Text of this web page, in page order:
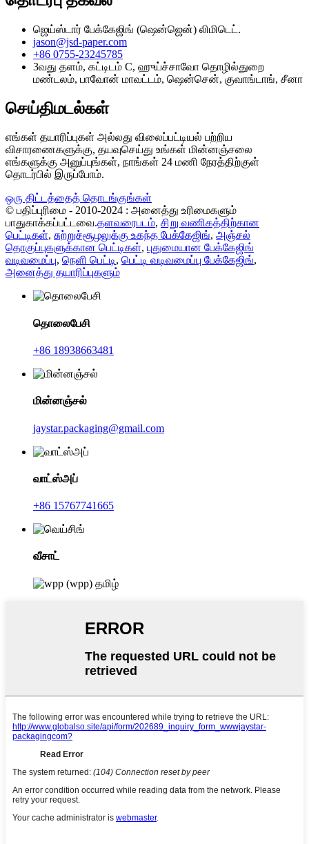
ஜெய்ஸ்டார் பேக்கேஜிங் (ஷென்ஜென்) லிமிடெட்.
jason@jsd-paper.com
+86 0755-23245785
3வது தளம், கட்டிடம் C, ஹுய்ச்சாவோ தொழில்துறை
மண்டலம், பாவோன் மாவட்டம், ஷென்சென், குவாங்டாங், சீனா
செய்திமடல்கள்
எங்கள் தயாரிப்புகள் அல்லது விலைப்பட்டியல் பற்றிய
விசாரணைகளுக்கு, தயவுசெய்து உங்கள் மின்னஞ்சலை
எங்களுக்கு அனுப்புங்கள், நாங்கள் 24 மணி நேரத்திற்குள்
தொடர்பில் இருப்போம்.
ஒரு திட்டத்தைத் தொடங்குங்கள்
© பதிப்புரிமை - 2010-2024 : அனைத்து உரிமைகளும்
பாதுகாக்கப்பட்டவை.தளவரைபடம், சிறு வணிகத்திற்கான
பெட்டிகள், சுற்றுச்சூழலுக்கு உகந்த பேக்கேஜிங், அஞ்சல்
தொகுப்புகளுக்கான பெட்டிகள், புதுமையான பேக்கேஜிங்
வடிவமைப்பு, நெளி பெட்டி, பெட்டி வடிவமைப்பு பேக்கேஜிங்,
அனைத்து தயாரிப்புகளும்
தொலைபேசி
+86 18938663481
மின்னஞ்சல்
jaystar.packaging@gmail.com
வாட்ஸ்அப்
+86 15767741665
வீசாட்